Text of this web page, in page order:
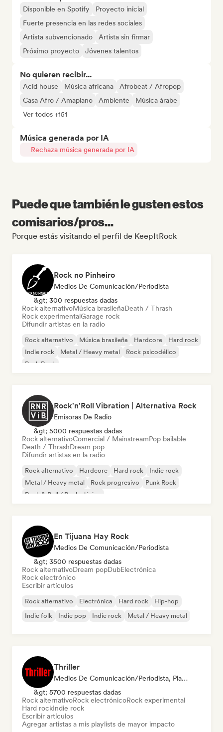
Disponible en Spotify
Proyecto inicial
Fuerte presencia en las redes sociales
Artista subvencionado
Artista sin firmar
Próximo proyecto
Jóvenes talentos
No quieren recibir...
Acid house Música africana
Afrobeat / Afropop
Casa Afro / Amapiano
Ambiente
Música árabe
Ver todos +151
Música generada por IA
Rechaza música generada por IA
Puede que también le gusten estos
comisarios/pros...
Porque estás visitando el perfil de KeepItRock
Rock no Pinheiro
Medios De Comunicación/Periodista
&gt; 300 respuestas dadas
Rock alternativoMúsica brasileñaDeath / Thrash
Rock experimentalGarage rock
Difundir artistas en la radio
Rock alternativo Música brasileña Hardcore
Hard rock
Indie rock
Metal / Heavy metal
Rock psicodélico
Punk Rock
Rock'n'Roll Vibration | Alternativa Rock
Emisoras De Radio
&gt; 5000 respuestas dadas
Rock alternativoComercial / MainstreamPop bailable
Death / ThrashDream pop
Difundir artistas en la radio
Rock alternativo Hardcore Hard rock
Indie rock
Metal / Heavy metal
Rock progresivo
Punk Rock
Rock & Roll / Rock clásico
En Tijuana Hay Rock
Medios De Comunicación/Periodista
&gt; 3500 respuestas dadas
Rock alternativoDream popDubElectrónica
Rock electrónico
Escribir artículos
Rock alternativo Electrónica Hard rock
Hip-hop
Indie folk
Indie pop Indie rock Metal / Heavy metal
Thriller
Medios De Comunicación/Periodista, Playlist Curator
&gt; 5700 respuestas dadas
Rock alternativoRock electrónicoRock experimental
Hard rockIndie rock
Escribir artículos
Agregar artistas a mis playlists de mayor impacto